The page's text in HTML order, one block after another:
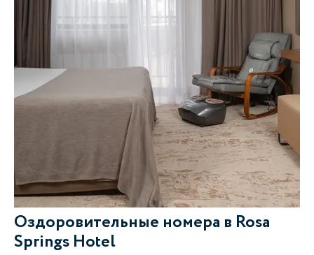
Оздоровительные номера в Rosa
Springs Hotel